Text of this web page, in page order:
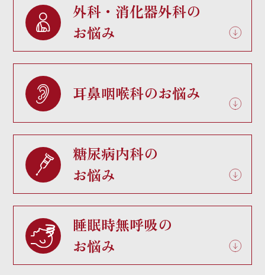
外科・消化器外科の
お悩み
耳鼻咽喉科のお悩み
糖尿病内科の
お悩み
睡眠時無呼吸の
お悩み